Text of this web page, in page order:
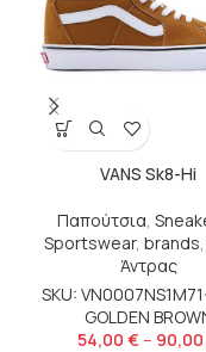
VANS Sk8-Hi
Παπούτσια,
Sportswear, brands,
Άντρας
SKU:
GOLDEN
54,00 € – 90,00